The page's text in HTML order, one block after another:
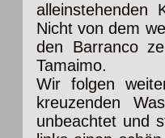
alleinstehenden
Nicht von dem
den Barranco
Tamaimo.
Wir folgen
kreuzenden
unbeachtet und